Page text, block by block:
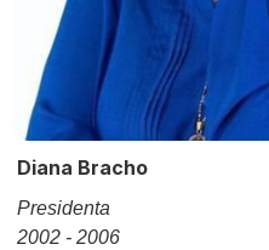
Diana Bracho
Presidenta
2002 - 2006